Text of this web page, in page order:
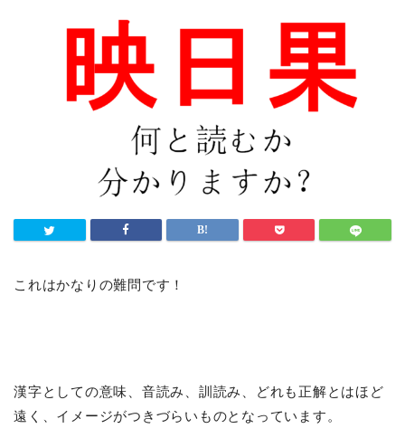
これはかなりの難問です！
漢字としての意味、音読み、訓読み、どれも正解とはほど
遠く、イメージがつきづらいものとなっています。